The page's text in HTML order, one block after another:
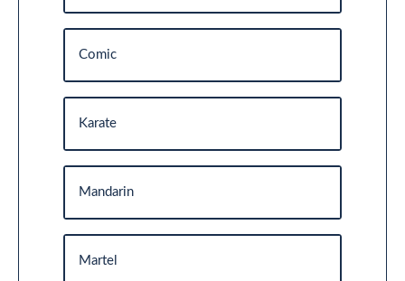
Comic
Karate
Mandarin
Martel